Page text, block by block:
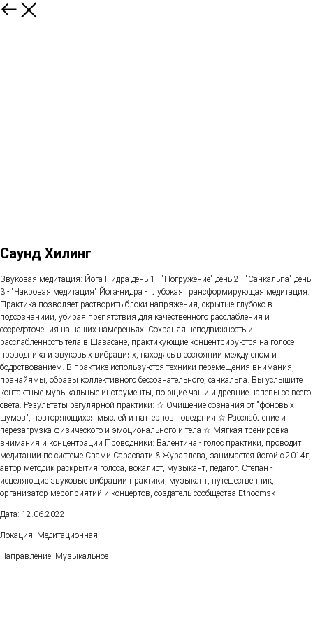
Саунд Хилинг
Звуковая медитация: Йога Нидра день 1 - "Погружение" день 2 - "Санкальпа" день
3 - "Чакровая медитация" Йога-нидра - глубокая трансформирующая медитация.
Практика позволяет растворить блоки напряжения, скрытые глубоко в
подсознаниии, убирая препятствия для качественного расслабления и
сосредоточения на наших намереньях. Сохраняя неподвижность и
расслабленность тела в Шавасане, практикующие концентрируются на голосе
проводника и звуковых вибрациях, находясь в состоянии между сном и
бодрствованием. В практике используются техники перемещения внимания,
пранайямы, образы коллективного бессознательного, санкальпа. Вы услышите
контактные музыкальные инструменты, поющие чаши и древние напевы со всего
света. Результаты регулярной практики: ☆ Очищение сознания от "фоновых
шумов", повторяющихся мыслей и паттернов поведения ☆ Расслабление и
перезагрузка физического и эмоционального и тела ☆ Мягкая тренировка
внимания и концентрации Проводники: Валентина - голос практики, проводит
медитации по системе Свами Сарасвати & Журавлёва, занимается йогой с 2014г,
автор методик раскрытия голоса, вокалист, музыкант, педагог. Степан -
исцеляющие звуковые вибрации практики, музыкант, путешественник,
организатор мероприятий и концертов, создатель сообщества Etnoomsk
Дата: 12.06.2022
Локация: Медитационная
Направление: Музыкальное